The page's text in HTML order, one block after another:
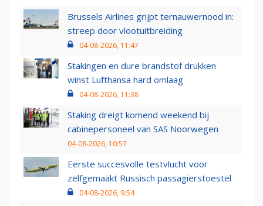
Brussels Airlines grijpt ternauwernood in:
streep door vlootuitbreiding
04-08-2026, 11:47
Stakingen en dure brandstof drukken
winst Lufthansa hard omlaag
04-08-2026, 11:38
Staking dreigt komend weekend bij
cabinepersoneel van SAS Noorwegen
04-08-2026, 10:57
Eerste succesvolle testvlucht voor
zelfgemaakt Russisch passagierstoestel
04-08-2026, 9:54